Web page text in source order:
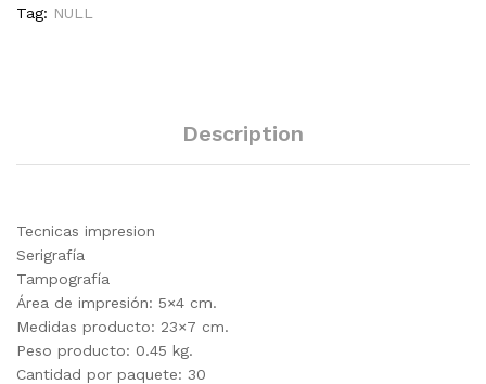
Tag: NULL
Description
Tecnicas impresion
Serigrafía
Tampografía
Área de impresión: 5×4 cm.
Medidas producto: 23×7 cm.
Peso producto: 0.45 kg.
Cantidad por paquete: 30